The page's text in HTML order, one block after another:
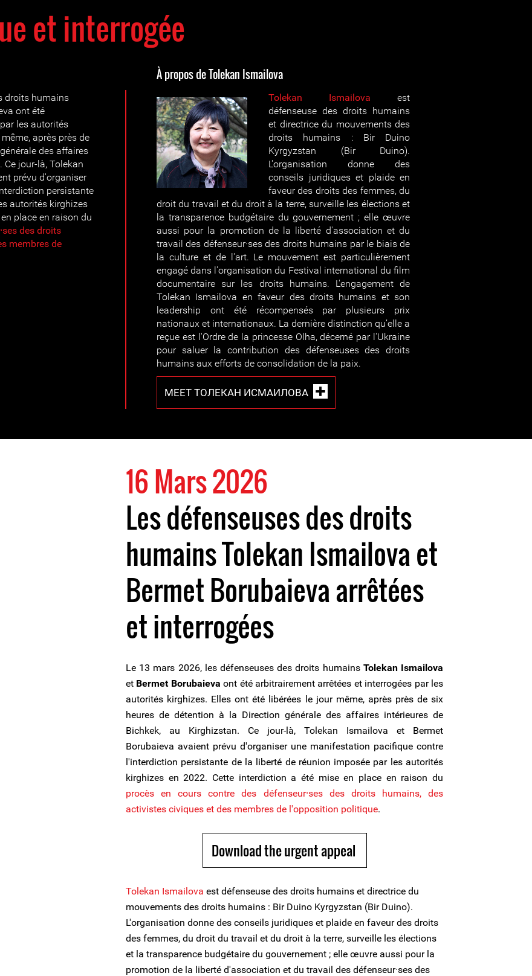
et interrogée
droits humains
ont été
les autorités
après près de
des affaires
Ce jour-là, Tolekan
prévu d'organiser
persistante
autorités kirghizes
place en raison du
des droits
membres de
À propos de Tolekan Ismailova
Tolekan Ismailova est
défenseuse des droits humains
et directrice du mouvements des
droits humains : Bir Duino
Kyrgyzstan (Bir Duino).
L'organisation donne des
conseils juridiques et plaide en
faveur des droits des femmes, du
droit du travail et du droit à la terre, surveille les élections et
la transparence budgétaire du gouvernement ; elle œuvre
aussi pour la promotion de la liberté d'association et du
travail des défenseur·ses des droits humains par le biais de
la culture et de l'art. Le mouvement est particulièrement
engagé dans l'organisation du Festival international du film
documentaire sur les droits humains. L'engagement de
Tolekan Ismailova en faveur des droits humains et son
leadership ont été récompensés par plusieurs prix
nationaux et internationaux. La dernière distinction qu’elle a
reçue est l'Ordre de la princesse Olha, décerné par l'Ukraine
pour saluer la contribution des défenseuses des droits
humains aux efforts de consolidation de la paix.
MEET ТОЛЕКАН ИСМАИЛОВА
16 Mars 2026
Les défenseuses des droits
humains Tolekan Ismailova et
Bermet Borubaieva arrêtées
et interrogées
Le 13 mars 2026, les défenseuses des droits humains Tolekan Ismailova
et Bermet Borubaievaont été arbitrairement arrêtées et interrogées par les
autorités kirghizes. Elles ont été libérées le jour même, après près de six
heures de détention à la Direction générale des affaires intérieures de
Bichkek, au Kirghizstan. Ce jour-là, Tolekan Ismailova et Bermet
Borubaieva avaient prévu d'organiser une manifestation pacifique contre
l'interdiction persistante de la liberté de réunion imposée par les autorités
kirghizes en 2022. Cette interdiction a été mise en place en raison du
procès en cours contre des défenseur⸱ses des droits humains, des
activistes civiques et des membres de l'opposition politique.
Download the urgent appeal
Tolekan Ismailova est défenseuse des droits humains et directrice du
mouvements des droits humains : Bir Duino Kyrgyzstan (Bir Duino).
L'organisation donne des conseils juridiques et plaide en faveur des droits
des femmes, du droit du travail et du droit à la terre, surveille les élections
et la transparence budgétaire du gouvernement ; elle œuvre aussi pour la
promotion de la liberté d'association et du travail des défenseur·ses des